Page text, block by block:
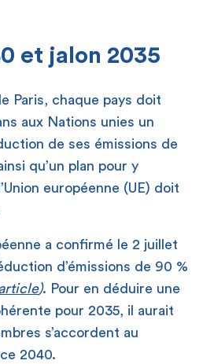
et jalon 2035
Paris, chaque pays doit
aux Nations unies un
de ses émissions de
qu’un plan pour y
européenne (UE) doit
a confirmé le 2 juillet
d’émissions de 90 %
). Pour en déduire une
pour 2035, il aurait
s’accordent au
2040.